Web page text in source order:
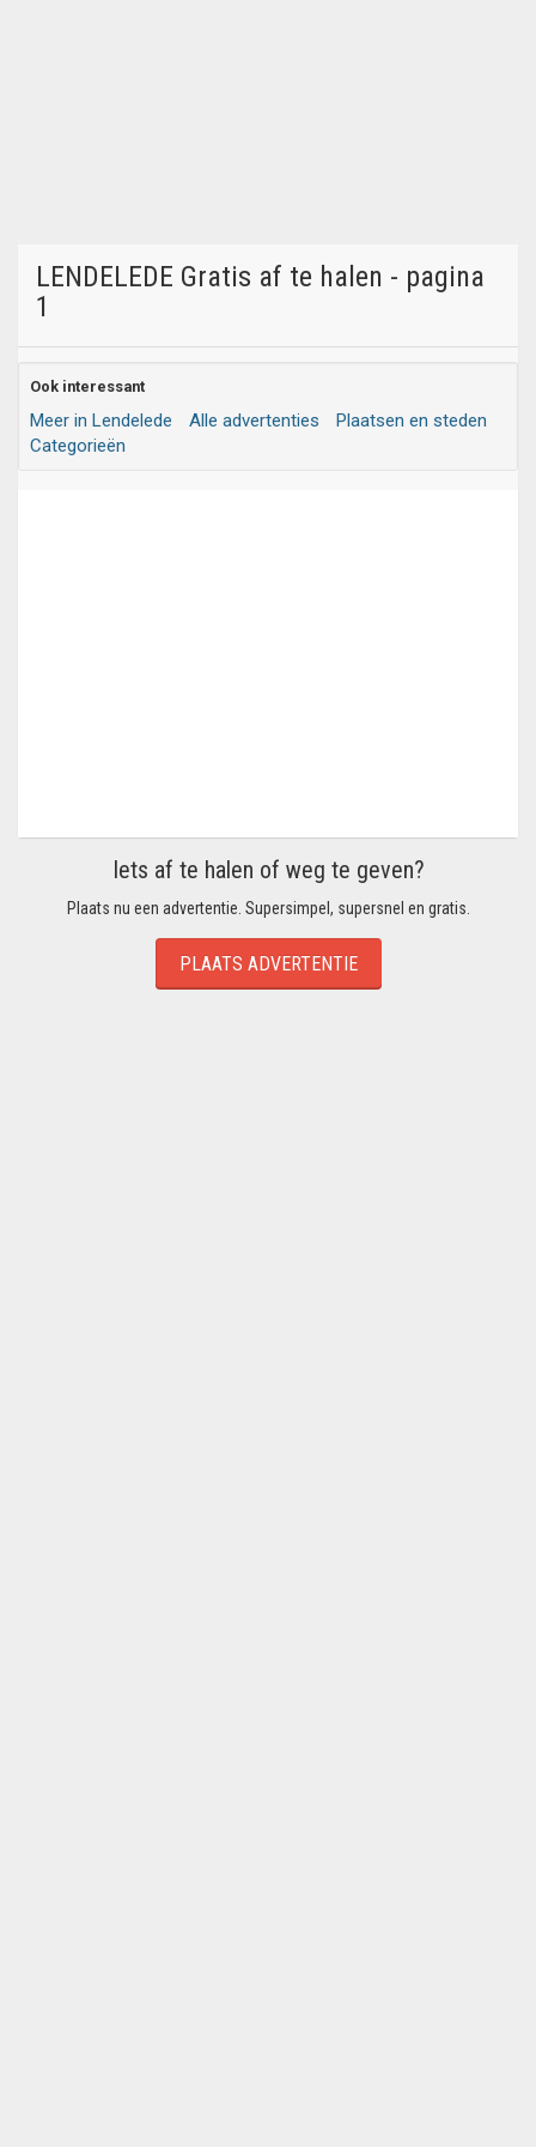
LENDELEDE Gratis af te halen - pagina
1
Ook interessant
Meer in Lendelede Alle advertenties
Plaatsen en steden
Categorieën
Iets af te halen of weg te geven?
Plaats nu een advertentie. Supersimpel, supersnel en gratis.
PLAATS ADVERTENTIE